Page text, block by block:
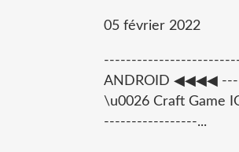
05 février 2022
ANDROID ◀◀◀◀
\u0026 Craft
-----------------...